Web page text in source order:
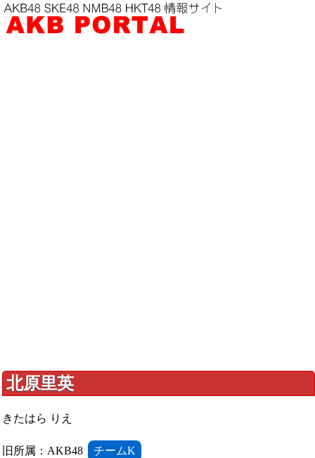
北原里英
きたはら りえ
旧所属：AKB48 チームK